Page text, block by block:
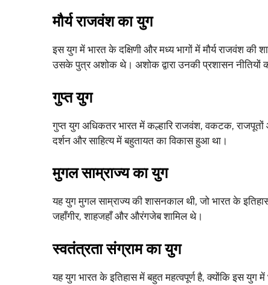
मौर्य राजवंश का युग
इस युग में भारत के दक्षिणी और मध्य भागों में मौर्य राजवंश की
उसके पुत्र अशोक थे। अशोक द्वारा उनकी प्रशासन नीतियों
गुप्त युग
गुप्त युग अधिकतर भारत में कल्हारि राजवंश, वकटक,
दर्शन और साहित्य में बहुतायत का विकास हुआ था।
मुगल साम्राज्य का युग
यह युग मुगल साम्राज्य की शासनकाल थी, जो भारत के
जहाँगीर, शाहजहाँ और औरंगजेब शामिल थे।
स्वतंत्रता संग्राम का युग
यह युग भारत के इतिहास में बहुत महत्वपूर्ण है, क्योंकि इस युग